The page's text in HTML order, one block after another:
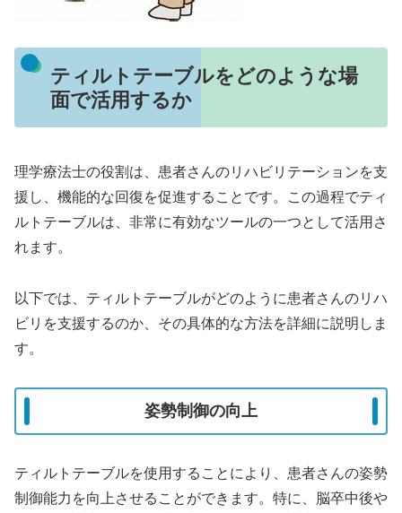
ティルトテーブルをどのような場
面で活用するか
理学療法士の役割は、患者さんのリハビリテーションを支
援し、機能的な回復を促進することです。この過程でティ
ルトテーブルは、非常に有効なツールの一つとして活用さ
れます。
以下では、ティルトテーブルがどのように患者さんのリハ
ビリを支援するのか、その具体的な方法を詳細に説明しま
す。
姿勢制御の向上
ティルトテーブルを使用することにより、患者さんの姿勢
制御能力を向上させることができます。特に、脳卒中後や